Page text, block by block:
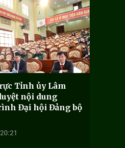
Tỉnh ủy Lâm
nội dung
Đại hội Đảng bộ